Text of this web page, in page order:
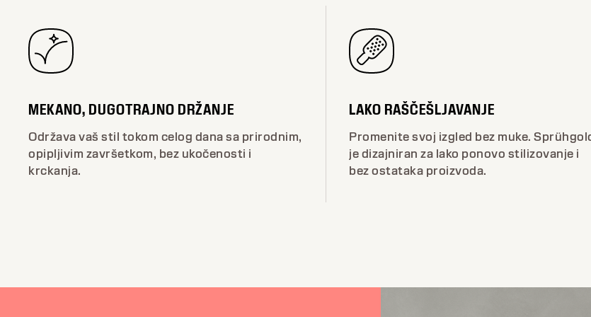
MEKANO, DUGOTRAJNO DRŽANJE
Održava vaš stil tokom celog dana sa prirodnim,
opipljivim završetkom, bez ukočenosti i
krckanja.
LAKO RAŠČEŠLJAVANJE
Promenite svoj izgled bez muke.
je dizajniran za lako ponovo stilizovanje i
bez ostataka proizvoda.